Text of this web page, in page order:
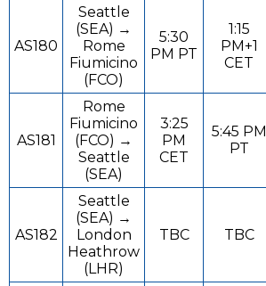
AS180
Seattle
(SEA) →
Rome
Fiumicino
(FCO)
5:30
PM PT
1:15
PM+1
CET
AS181
Rome
Fiumicino
(FCO) →
Seattle
(SEA)
3:25
PM
CET
5:45 PM
PT
AS182
Seattle
(SEA) →
London
Heathrow
(LHR)
TBC TBC